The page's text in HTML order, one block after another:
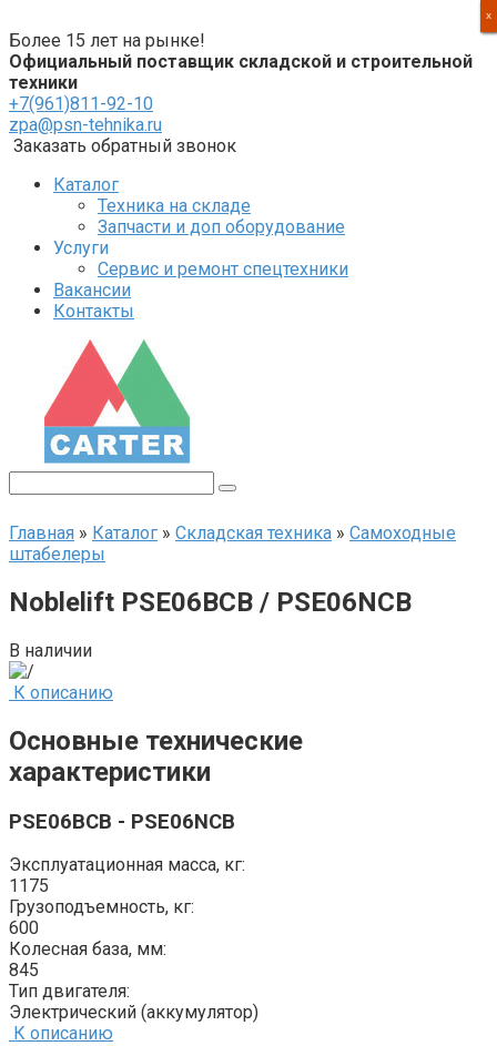
к
контенту
Более 15 лет на рынке!
Официальный поставщик складской и строительной
техники
+7(961)811-92-10
zpa@psn-tehnika.ru
Заказать обратный звонок
Каталог
Техника на складе
Запчасти и доп оборудование
Услуги
Сервис и ремонт спецтехники
Вакансии
Контакты
Главная » Каталог » Складская техника » Самоходные
штабелеры
Noblelift PSE06BCB / PSE06NCB
В наличии
К описанию
Основные технические
характеристики
PSE06BCB - PSE06NCB
Эксплуатационная масса, кг:
1175
Грузоподъемность, кг:
600
Колесная база, мм:
845
Тип двигателя:
Электрический (аккумулятор)
К описанию
X
X
X
X